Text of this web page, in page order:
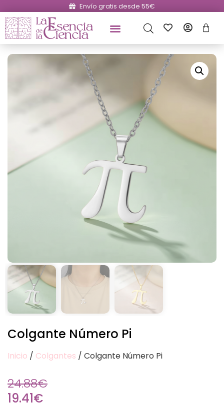
Envío gratis desde 55€
Colgante Número Pi
Inicio / Colgantes / Colgante Número Pi
24.88€
19.41€